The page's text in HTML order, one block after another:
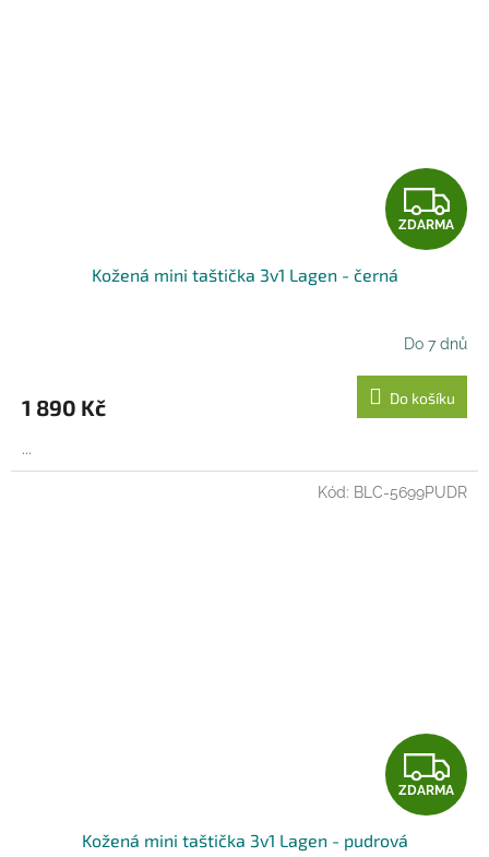
Z
D
R
M
A
ZDARMA
Kožená mini taštička 3v1 Lagen - černá
Do 7 dnů
1 890 Kč Do košíku
...
Z
D
ZDARMA
Kožená mini taštička 3v1 Lagen - pudrová
Kód: BLC-5699PUDR